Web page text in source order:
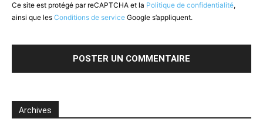
Ce site est protégé par reCAPTCHA et la Politique de confidentialité,
ainsi que les Conditions de service Google s’appliquent.
Archives